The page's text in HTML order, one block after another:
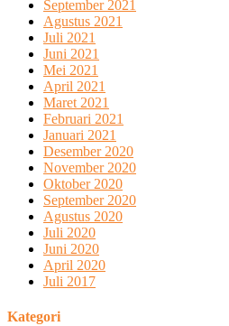
September 2021
Agustus 2021
Juli 2021
Juni 2021
Mei 2021
April 2021
Maret 2021
Februari 2021
Januari 2021
Desember 2020
November 2020
Oktober 2020
September 2020
Agustus 2020
Juli 2020
Juni 2020
April 2020
Juli 2017
Kategori